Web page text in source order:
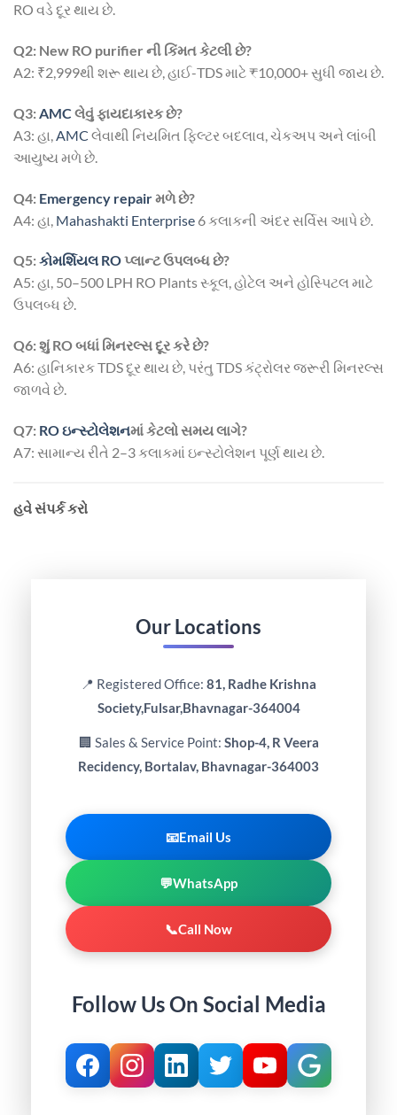
RO વડે દૂર થાય છે.
Q2: New RO purifier ની કિંમત કેટલી છે?
A2: ₹2,999થી શરૂ થાય છે, હાઈ-TDS માટે ₹10,000+ સુધી જાય છે.
Q3: AMC લેવું ફાયદાકારક છે?
A3: હા, AMC લેવાથી નિયમિત ફિલ્ટર બદલાવ, ચેકઅપ અને લાંબી
આયુષ્ય મળે છે.
Q4: Emergency repairમળે છે?
A4: હા, Mahashakti Enterprise 6 કલાકની અંદર સર્વિસ આપે છે.
Q5:કોમર્શિયલ ROપ્લાન્ટ ઉપલબ્ધ છે?
A5: હા, 50–500 LPH RO Plants સ્કૂલ, હોટેલ અને હોસ્પિટલ માટે
ઉપલબ્ધ છે.
Q6: શું RO બધાં મિનરલ્સ દૂર કરે છે?
A6: હાનિકારક TDS દૂર થાય છે, પરંતુ TDS કંટ્રોલર જરૂરી મિનરલ્સ
જાળવે છે.
Q7: RO ઇન્સ્ટોલેશનમાં કેટલો સમય લાગે?
A7: સામાન્ય રીતે 2–3 કલાકમાં ઇન્સ્ટોલેશન પૂર્ણ થાય છે.
હવે સંપર્ક કરો
Our Locations
📍 Registered Office: 81, Radhe Krishna
Society,Fulsar,Bhavnagar-364004
🏢 Sales & Service Point: Shop-4, R Veera
Recidency, Bortalav, Bhavnagar-364003
📧Email Us
💬WhatsApp
📞Call Now
Follow Us On Social Media